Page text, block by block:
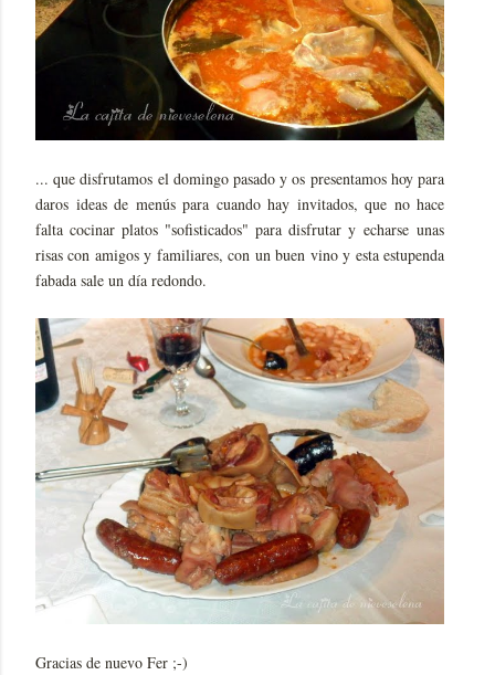
... que disfrutamos el domingo pasado y os presentamos hoy para
daros ideas de menús para cuando hay invitados, que no hace
falta cocinar platos "sofisticados" para disfrutar y echarse unas
risas con amigos y familiares, con un buen vino y esta estupenda
fabada sale un día redondo.
Gracias de nuevo Fer ;-)